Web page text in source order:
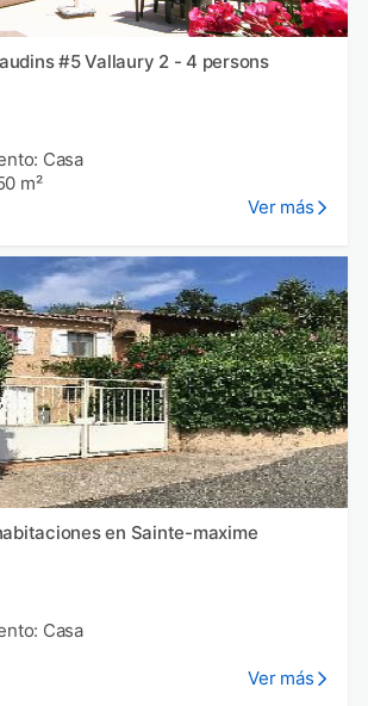
#5 Vallaury 2 - 4 persons
Casa
m²
Ver más
en Sainte-maxime
Casa
Ver más